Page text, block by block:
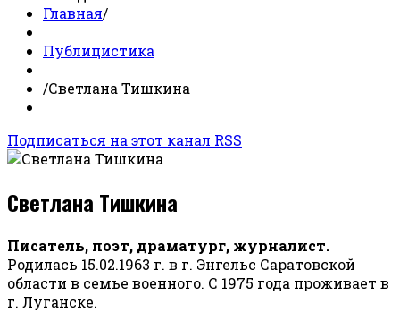
Главная/
Публицистика
/Светлана Тишкина
Подписаться на этот канал RSS
Светлана Тишкина
Писатель, поэт, драматург, журналист.
Родилась 15.02.1963 г. в г. Энгельс Саратовской
области в семье военного. С 1975 года проживает в
г. Луганске.